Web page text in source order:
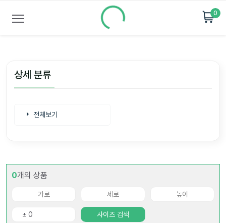
0
상세 분류
전체보기
0개의 상품
사이즈 검색